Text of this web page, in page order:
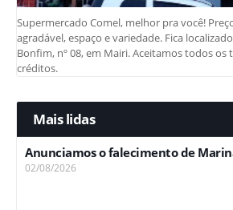
Supermercado Comel, melhor pra você!
agradável, espaço e variedade. Fica
Bonfim, nº 08, em Mairi. Aceitamos todos os
créditos.
Mais lidas
Anunciamos o falecimento de
02/08/2026